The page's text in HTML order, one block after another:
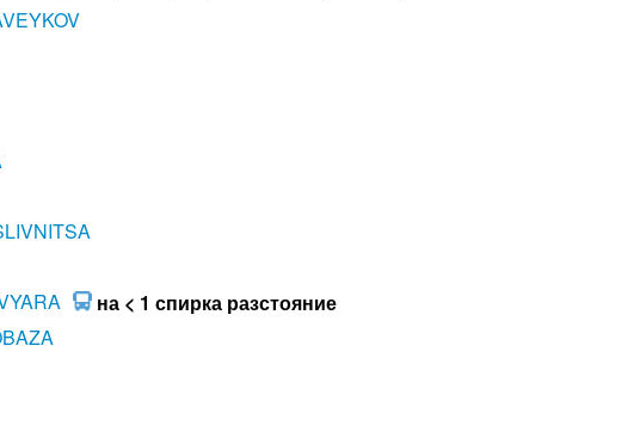
на < 1 спирка разстояние